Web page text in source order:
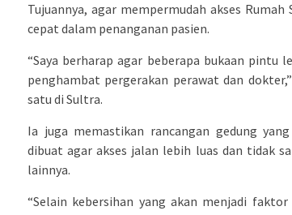
Tujuannya, agar mempermudah akses
cepat dalam penanganan pasien.
“Saya berharap agar beberapa bukaan pintu
penghambat pergerakan perawat dan
satu di Sultra.
Ia juga memastikan rancangan gedung
dibuat agar akses jalan lebih luas dan tidak
lainnya.
“Selain kebersihan yang akan menjadi